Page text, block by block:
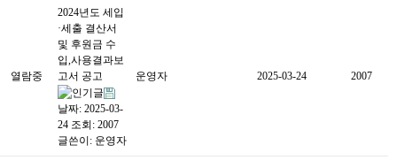
열람중
2024년도 세입
·세출 결산서
및 후원금 수
입,사용결과보
고서 공고
날짜: 2025-03-
24 조회: 2007
글쓴이: 운영자
운영자 2025-03-24 2007